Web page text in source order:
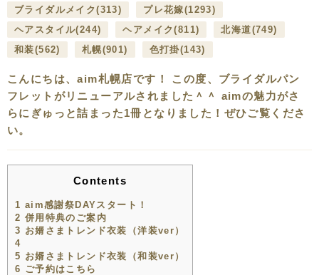
ブライダルメイク(313) プレ花嫁(1293)
ヘアスタイル(244) ヘアメイク(811) 北海道(749)
和装(562) 札幌(901) 色打掛(143)
こんにちは、aim札幌店です！ この度、ブライダルパン
フレットがリニューアルされました＾＾ aimの魅力がさ
らにぎゅっと詰まった1冊となりました！ぜひご覧くださ
い。
Contents
1 aim感謝祭DAYスタート！
2 併用特典のご案内
3 お婿さまトレンド衣装（洋装ver）
4
5 お婿さまトレンド衣装（和装ver）
6 ご予約はこちら